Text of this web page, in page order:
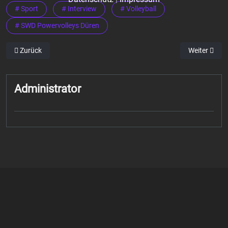
# Sport # Interview # Volleyball
# SWD Powervolleys Düren
Vorheriger Beitrag: Tim Stöhr – Außenangreifer SWD Powervolleys
Zurück Nächster
Weiter
Administrator